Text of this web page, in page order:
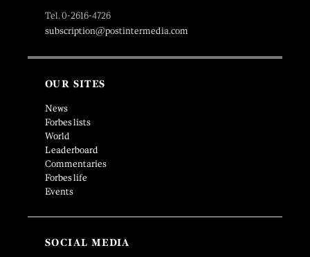
Tel. 0-2616-4726
subscription@postintermedia.com
OUR SITES
News
Forbes lists
World
Leaderboard
Commentaries
Forbes life
Events
SOCIAL MEDIA